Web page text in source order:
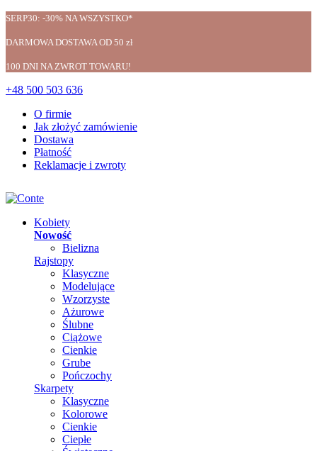
SERP30: -30% NA WSZYSTKO*
DARMOWA DOSTAWA OD 50 zł
100 DNI NA ZWROT TOWARU!
+48 500 503 636
O firmie
Jak złożyć zamówienie
Dostawa
Płatność
Reklamacje i zwroty
Kobiety
Nowość
Bielizna
Rajstopy
Klasyczne
Modelujące
Wzorzyste
Ażurowe
Ślubne
Ciążowe
Cienkie
Grube
Pończochy
Skarpety
Klasyczne
Kolorowe
Cienkie
Ciepłe